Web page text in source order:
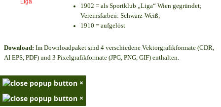
1902 = als Sportklub „Liga“ Wien gegründet;
Vereinsfarben: Schwarz-Weiß;
1910 = aufgelöst
Download: Im Downloadpaket sind 4 verschiedene Vektorgrafikformate (CDR,
AI EPS, PDF) und 3 Pixelgrafikformate (JPG, PNG, GIF) enthalten.
×
×